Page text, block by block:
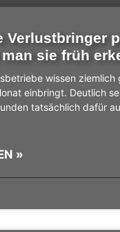
Verlustbringer
sie früh
wissen ziemlich
einbringt. Deutlich
tatsächlich dafür
»